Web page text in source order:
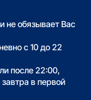
не обязывает Вас
с 10 до 22
после 22:00,
в первой